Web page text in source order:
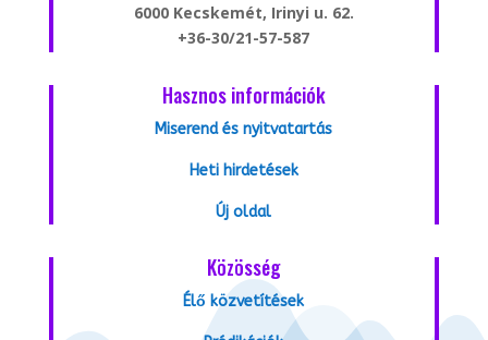
6000 Kecskemét, Irinyi u. 62.
+36-30/21-57-587
Hasznos információk
Miserend és nyitvatartás
Heti hirdetések
Új oldal
Közösség
Élő közvetítések